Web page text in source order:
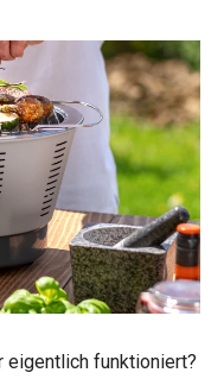
eigentlich funktioniert?